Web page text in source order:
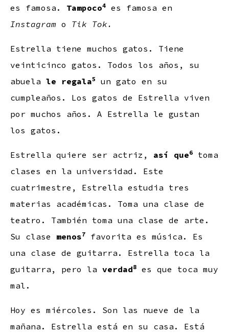
es famosa. Tampoco4
es famosa en
Instagram o Tik Tok.
Estrella tiene muchos gatos. Tiene
veinticinco gatos. Todos los años, su
abuela le regala5
un gato en su
cumpleaños. Los gatos de Estrella viven
por muchos años. A Estrella le gustan
los gatos.
Estrella quiere ser actriz, así que6
toma
clases en la universidad. Este
cuatrimestre, Estrella estudia tres
materias académicas. Toma una clase de
teatro. También toma una clase de arte.
Su clase menos7
favorita es música. Es
una clase de guitarra. Estrella toca la
guitarra, pero la verdad8
es que toca muy
mal.
Hoy es miércoles. Son las nueve de la
mañana. Estrella está en su casa. Está